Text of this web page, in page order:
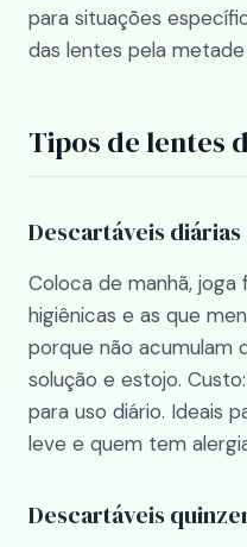
para situações
das lentes pela
Tipos de lentes
Descartáveis diárias
Coloca de manhã, joga
higiênicas e as que
porque não acumulam
solução e estojo.
para uso diário. Ideais
leve e quem tem
Descartáveis